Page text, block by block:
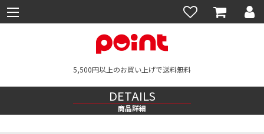
5,500円以上のお買い上げで送料無料
DETAILS
商品詳細